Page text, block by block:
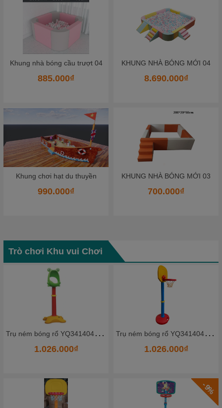
KHUNG NHÀ BÓNG MỚI 04
8.690.000₫
KHUNG NHÀ BÓNG MỚI 03
700.000₫
K
hung nhà bóng mềm bọc da 02
652.500₫
KHUNG NHÀ BÓNG MỚI 01
700.000₫
Trò chơi Khu vui Chơi
T
rụ ném bóng rổ YQ341404_3 - HKCBR9
1.026.000₫
T
rụ ném bóng rổ YQ341404_1 - HKCBR7
1.620.000₫ 1.887.000₫
- 11%